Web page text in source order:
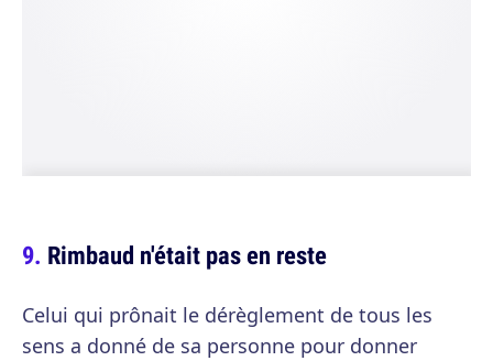
Rimbaud n'était pas en reste
Celui qui prônait le dérèglement de tous les
sens a donné de sa personne pour donner